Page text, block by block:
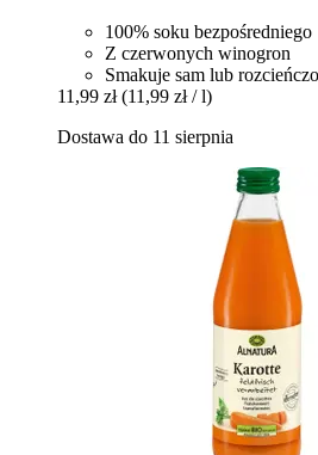
100% soku bezpośredniego
Z czerwonych winogron
Smakuje sam lub
11,99 zł (11,99 zł / l)
Dostawa do 11 sierpnia